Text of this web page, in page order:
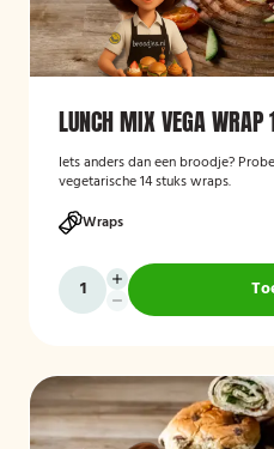
LUNCH MIX VEGA WRAP
Iets anders dan een broodje?
vegetarische 14 stuks wraps.
Wraps